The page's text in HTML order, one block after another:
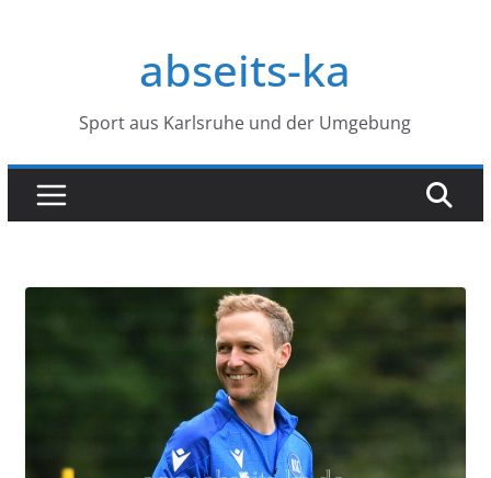
abseits-ka
Sport aus Karlsruhe und der Umgebung